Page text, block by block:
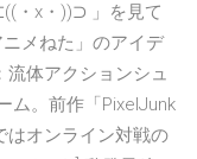
・x・))⊃ ︎」を見て
メねた」のアイデ
流体アクションシュ
ム。前作「PixelJunk
はオンライン対戦の